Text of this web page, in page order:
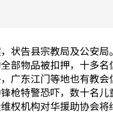
状告县宗教局及公安
部物品被扣押，十多
广东江门等地也有教
枪特警恐吓，数十名
权机构对华援助协会将